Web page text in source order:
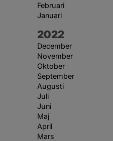
Februari
Januari
År:
2022
December
November
Oktober
September
Augusti
Juli
Juni
Maj
April
Mars